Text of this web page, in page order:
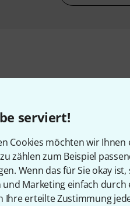
serviert!
Cookies möchten wir
zählen zum Beispiel
Wenn das für Sie okay
Marketing einfach durch
Ihre erteilte Zustimmung